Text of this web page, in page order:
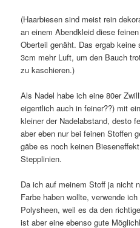
(Haarbiesen sind meist rein
an einem Abendkleid diese
Oberteil genäht. Das ergab
3cm mehr Luft, um den Bauch
zu kaschieren.)
Als Nadel habe ich eine 80er
eigentlich auch in feiner??) mit
kleiner der Nadelabstand, desto
aber eben nur bei feinen Stoffen
gäbe es noch keinen
Stepplinien.
Da ich auf meinem Stoff ja nicht
Farbe haben wollte, verwende
Polysheen, weil es da den
ist aber eine ebenso gute